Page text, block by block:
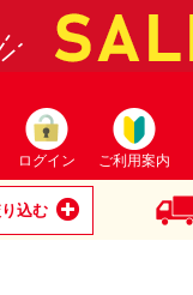
ログイン ご利用案内
込む